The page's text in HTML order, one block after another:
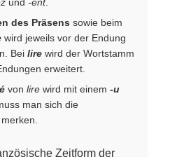
des Präsens sowie beim
wird jeweils vor der Endung
Bei lire wird der Wortstamm
erweitert.
von lire wird mit einem -u
man sich die
merken.
Zeitform der